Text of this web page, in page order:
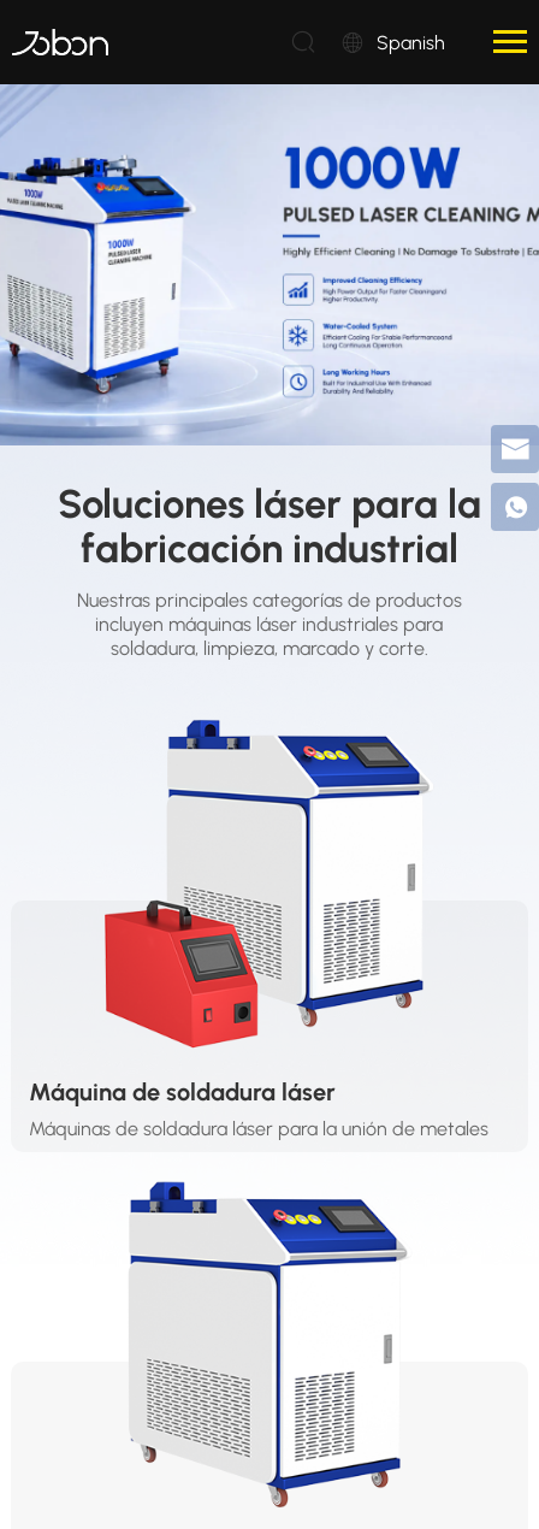
Spanish
Soluciones láser para la
fabricación industrial
Nuestras principales categorías de productos
incluyen máquinas láser industriales para
soldadura, limpieza, marcado y corte.
Máquina de soldadura láser
Máquinas de soldadura láser para la unión de metales